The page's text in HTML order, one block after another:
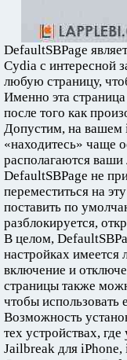
DefaultSBPage
Cydia с интересной
любую страницу,
Именно эта
после того как
Допустим, на вашем
«находитесь» чаще
располагаются
DefaultSBPage не
переместиться на
поставить по
разблокируется,
В целом,
настройках имеется
включение и
страницы также
чтобы использовать
Возможность
тех устройствах,
Jailbreak для